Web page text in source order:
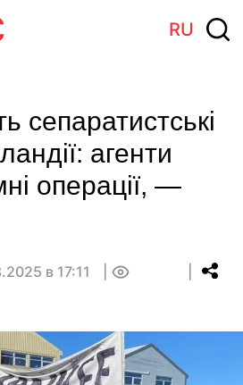
RU
сепаратистські
агенти
операції, —
в 17:11